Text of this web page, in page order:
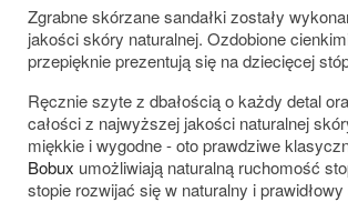
Zgrabne skórzane sandałki zostały
jakości skóry naturalnej. Ozdobione
przepięknie prezentują się na dziecięcej
Ręcznie szyte z dbałością o każdy detal
całości z najwyższej jakości naturalnej
miękkie i wygodne - oto prawdziwe
Bobux umożliwiają naturalną ruchomość
stopie rozwijać się w naturalny i